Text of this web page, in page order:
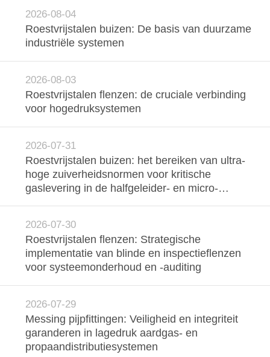
ONS
NIEUWS
GEVALLEN
SITEMAP
PRIVACY
POLICY
2026-08-04
Roestvrijstalen buizen: De basis van duurzame
industriële systemen
2026-08-03
Roestvrijstalen flenzen: de cruciale verbinding
voor hogedruksystemen
2026-07-31
Roestvrijstalen buizen: het bereiken van ultra-
hoge zuiverheidsnormen voor kritische
gaslevering in de halfgeleider- en micro-
2026-07-30
Roestvrijstalen flenzen: Strategische
implementatie van blinde en inspectieflenzen
voor systeemonderhoud en -auditing
2026-07-29
Messing pijpfittingen: Veiligheid en integriteit
garanderen in lagedruk aardgas- en
propaandistributiesystemen